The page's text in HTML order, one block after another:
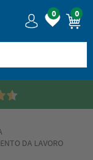
0 0
DA LAVORO